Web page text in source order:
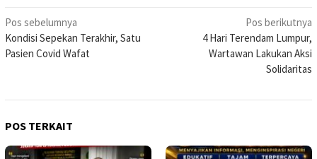
Navigasi
pos
Pos sebelumnya
Kondisi Sepekan Terakhir, Satu
Pasien Covid Wafat
Pos berikutnya
4 Hari Terendam Lumpur,
Wartawan Lakukan Aksi
Solidaritas
POS TERKAIT